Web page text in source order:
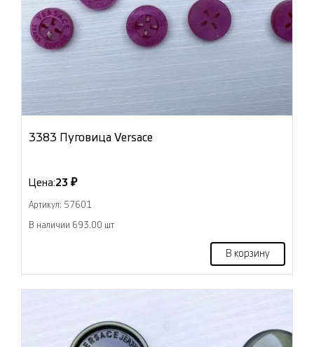
3383 Пуговица Versace
Цена:23 ₽
Артикул: 57601
В наличии 693.00 шт
В корзину